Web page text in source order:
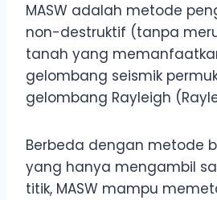
MASW adalah metode
non-destruktif (tanpa
tanah yang
gelombang seismik
gelombang Rayleigh
Berbeda dengan metode
yang hanya mengambil
titik, MASW mampu